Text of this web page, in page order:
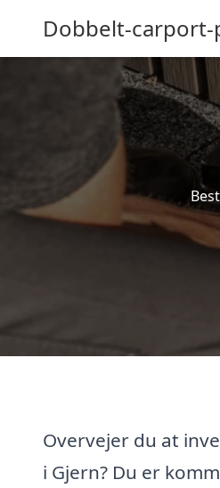
Dobbelt-
Overvejer du at
i Gjern? Du er